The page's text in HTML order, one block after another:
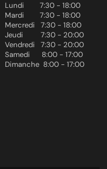
Lundi ‎ ‎ ‎ ‎ ‎ ‎ ‎ 7:30 - 18:00
Mardi ‎ ‎ ‎ ‎ ‎ ‎ ‎ 7:30 - 18:00
Mercredi ‎ ‎‎ 7:30 - 18:00
Jeudi ‎ ‎ ‎ ‎ ‎ ‎ ‎ ‎ 7:30 - 20:00
Vendredi ‎ ‎ ‎7:30 - 20:00
Samedi ‎ ‎ ‎ ‎ ‎ 8:00 - 17:00
Dimanche ‎ 8:00 - 17:00